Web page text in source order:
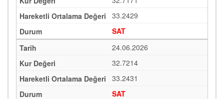
33.2429
SAT
24.06.2026
32.7214
33.2431
SAT